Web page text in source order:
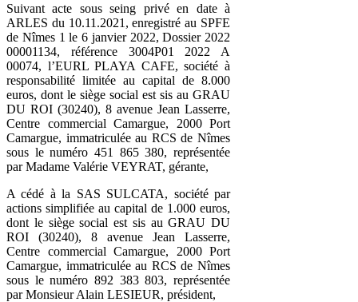
Suivant acte sous seing privé en date à
ARLES du 10.11.2021, enregistré au SPFE
de Nîmes 1 le 6 janvier 2022, Dossier 2022
00001134, référence 3004P01 2022 A
00074, l’EURL PLAYA CAFE, société à
responsabilité limitée au capital de 8.000
euros, dont le siège social est sis au GRAU
DU ROI (30240), 8 avenue Jean Lasserre,
Centre commercial Camargue, 2000 Port
Camargue, immatriculée au RCS de Nîmes
sous le numéro 451 865 380, représentée
par Madame Valérie VEYRAT, gérante,
A cédé à la SAS SULCATA, société par
actions simplifiée au capital de 1.000 euros,
dont le siège social est sis au GRAU DU
ROI (30240), 8 avenue Jean Lasserre,
Centre commercial Camargue, 2000 Port
Camargue, immatriculée au RCS de Nîmes
sous le numéro 892 383 803, représentée
par Monsieur Alain LESIEUR, président,